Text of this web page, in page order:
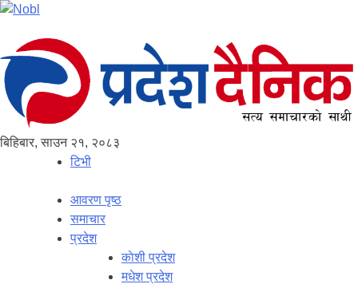
बिहिबार, साउन २१, २०८३
टिभी
आवरण पृष्‍ठ
समाचार
प्रदेश
काेशी प्रदेश
मधेश प्रदेश